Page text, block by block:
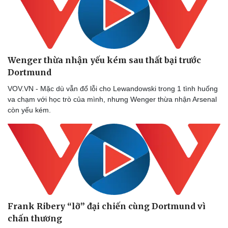
Sức khỏe
Dinh dưỡng - món ngon
Cây thuốc
Sản phụ khoa
Nam khoa
Làm đẹp - giảm cân
Phòng mạch online
Đời sống
Nhà đẹp
Blog
Tình yêu - Gia đình
Wenger thừa nhận yếu kém sau thất bại trước
Dortmund
VOV.VN - Mặc dù vẫn đổ lỗi cho Lewandowski trong 1 tình huống
va chạm với học trò của mình, nhưng Wenger thừa nhận Arsenal
còn yếu kém.
Frank Ribery “lỡ” đại chiến cùng Dortmund vì
chấn thương